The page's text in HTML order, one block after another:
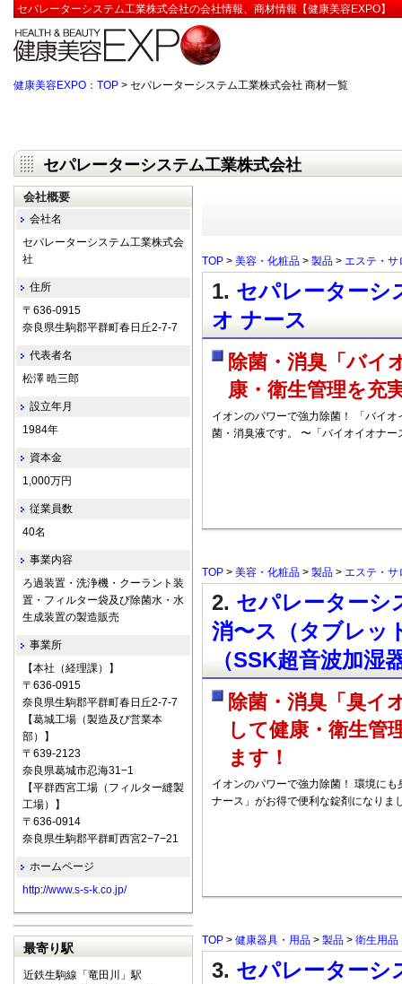
セパレーターシステム工業株式会社の会社情報、商材情報【健康美容EXPO】
健康美容EXPO：TOP > セパレーターシステム工業株式会社 商材一覧
セパレーターシステム工業株式会社
TOP > 美容・化粧品 > 製品 > エステ・サ
1. セパレーターシ
オ ナース
除菌・消臭「バイ
康・衛生管理を充
イオンのパワーで強力除菌！ 「バイ
菌・消臭液です。 〜「バイオイオナー
TOP > 美容・化粧品 > 製品 > エステ・サ
2. セパレーターシ
消〜ス（タブレ
（SSK超音波加湿
除菌・消臭「臭イ
して健康・衛生管
ます！
イオンのパワーで強力除菌！ 環境に
ナース」がお得で便利な錠剤になりま
TOP > 健康器具・用品 > 製品 > 衛生用品
3. セパレーターシ
会社概要
会社名
セパレーターシステム工業株式会
社
住所
〒636-0915
奈良県生駒郡平群町春日丘2-7-7
代表者名
松澤 晧三郎
設立年月
1984年
資本金
1,000万円
従業員数
40名
事業内容
ろ過装置・洗浄機・クーラント装
置・フィルター袋及び除菌水・水
生成装置の製造販売
事業所
【本社（経理課）】
〒636-0915
奈良県生駒郡平群町春日丘2-7-7
【葛城工場（製造及び営業本
部）】
〒639-2123
奈良県葛城市忍海31−1
【平群西宮工場（フィルター縫製
工場）】
〒636-0914
奈良県生駒郡平群町西宮2−7−21
ホームページ
http://www.s-s-k.co.jp/
最寄り駅
近鉄生駒線「竜田川」駅